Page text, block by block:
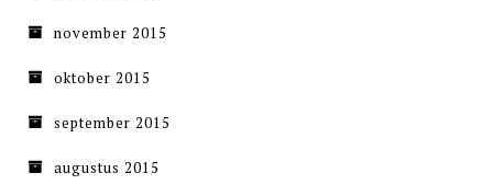
november 2015
oktober 2015
september 2015
augustus 2015